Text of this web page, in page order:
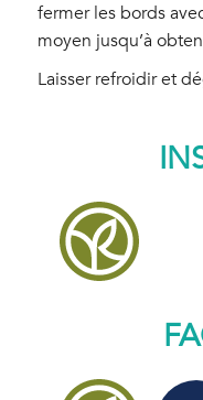
fermer les bords
moyen jusqu’à
Laisser refroidir et